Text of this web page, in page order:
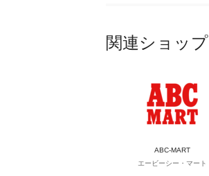
関連ショップ
ABC-MART
エービーシー・マート